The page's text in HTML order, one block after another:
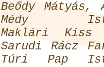
Beődy Mátyás,
Médy
Maklári Kiss
Sarudi Rácz
Túri Pap